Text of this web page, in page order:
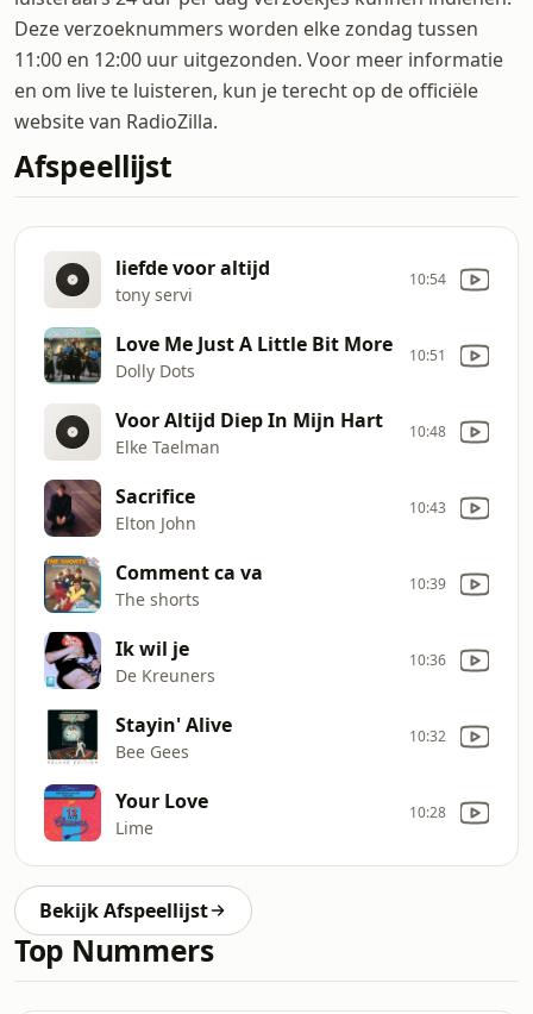
Deze verzoeknummers worden elke zondag tussen
11:00 en 12:00 uur uitgezonden. Voor meer informatie
en om live te luisteren, kun je terecht op de officiële
website van RadioZilla.
Afspeellijst
liefde voor altijd
tony servi
10:54
Love Me Just A Little Bit More
Dolly Dots
10:51
Voor Altijd Diep In Mijn Hart
Elke Taelman
10:48
Sacrifice
Elton John
10:43
Comment ca va
The shorts
10:39
Ik wil je
De Kreuners
10:36
Stayin' Alive
Bee Gees
10:32
Your Love
Lime
10:28
Bekijk Afspeellijst
Top Nummers